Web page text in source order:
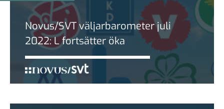
Novus/SVT väljarbarometer juli
2022: L fortsätter öka